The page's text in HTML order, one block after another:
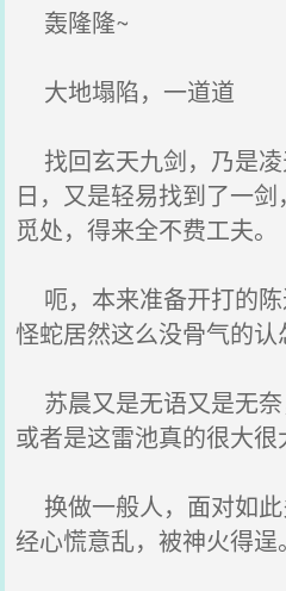
轰隆隆~
大地塌陷，一道道
找回玄天九剑，乃是
日，又是轻易找到了一
觅处，得来全不费工夫。
呃，本来准备开打的
怪蛇居然这么没骨气的认
苏晨又是无语又是无奈
或者是这雷池真的很大很
换做一般人，面对如
经心慌意乱，被神火得逞。